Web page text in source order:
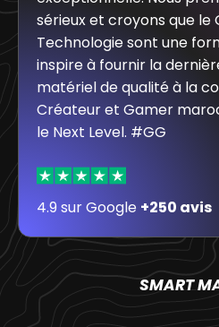
sérieux et croyons que le
Technologie sont une
inspire à fournir la
matériel de qualité à la
Créateur et Gamer
le Next Level. #GG
4.9 sur Google +250 avis
SMART